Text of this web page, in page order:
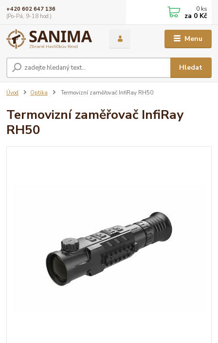
Menu
Hledat
+420 602 647 136
(Po-Pá, 9-18 hod.)
0 ks
za 0 Kč
Úvod Optika Termovizní zaměřovač InfiRay RH50
Termovizní zaměřovač InfiRay
RH50